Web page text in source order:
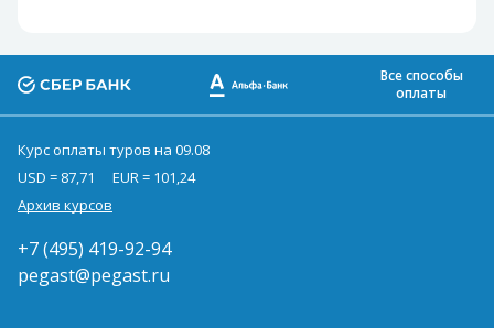
Все способы
оплаты
Курс оплаты туров на 09.08
USD = 87,71
EUR = 101,24
Архив курсов
+7 (495) 419-92-94
pegast@pegast.ru